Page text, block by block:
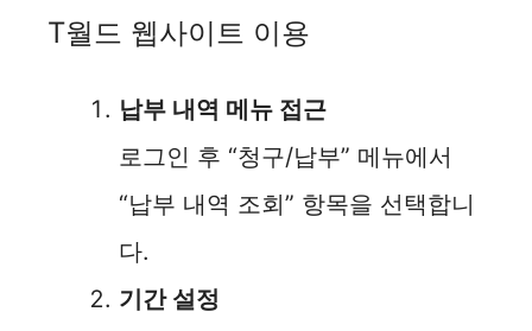
T월드 웹사이트 이용
납부 내역 메뉴 접근
로그인 후 “청구/납부” 메뉴에서
“납부 내역 조회” 항목을 선택합니
다.
기간 설정